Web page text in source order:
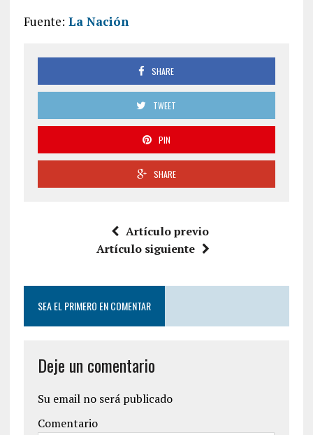
Fuente: La Nación
SHARE
TWEET
PIN
SHARE
Artículo previo
Artículo siguiente
SEA EL PRIMERO EN COMENTAR
Deje un comentario
Su email no será publicado
Comentario